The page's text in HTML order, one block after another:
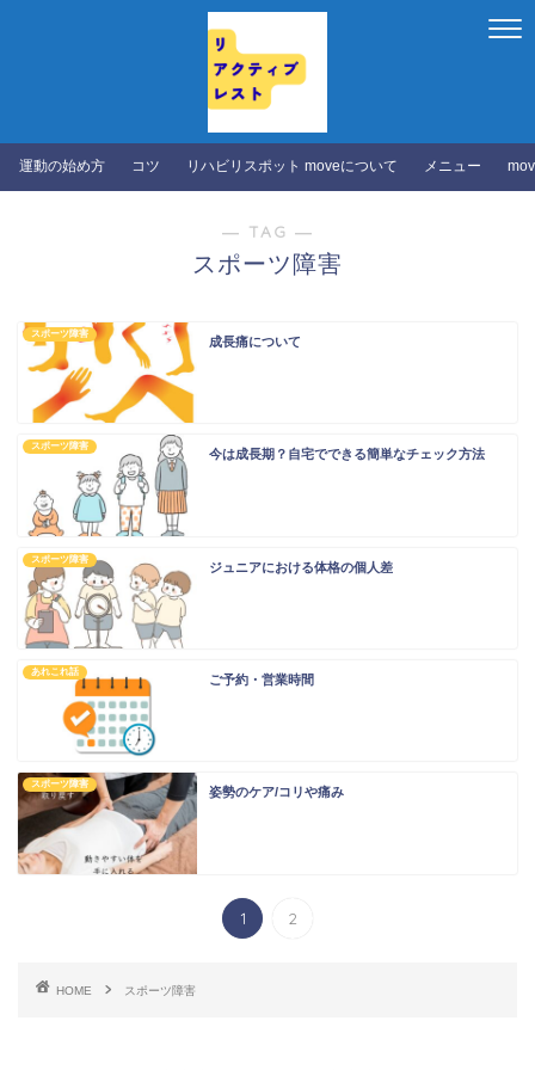
運動の始め方 コツ リハビリスポット moveについて メニュー
― TAG ―
スポーツ障害
スポーツ障害
成長痛について
スポーツ障害
今は成長期？自宅でできる簡単なチェック方法
スポーツ障害
ジュニアにおける体格の個人差
あれこれ話
ご予約・営業時間
スポーツ障害
姿勢のケア/コリや痛み
1 2
HOME スポーツ障害